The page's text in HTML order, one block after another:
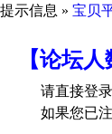
提示信息 » 宝贝
【论坛
请直接登
如果您已